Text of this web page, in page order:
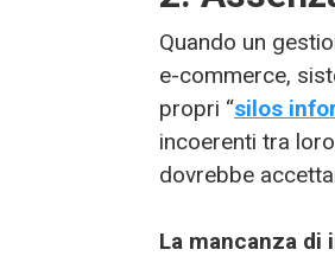
Quando un
e-commerce,
propri “silos
incoerenti tra
dovrebbe
La mancanza